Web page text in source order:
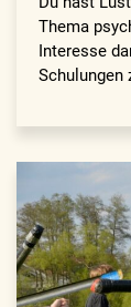
Thema
Interesse
Schulungen